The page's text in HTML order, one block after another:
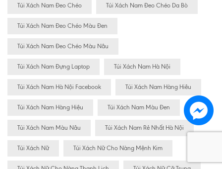
Túi Xách Nam Đeo Chéo Túi Xách Nam Đeo Chéo Da Bò
Túi Xách Nam Đeo Chéo Màu Đen
Túi Xách Nam Đeo Chéo Màu Nâu
Túi Xách Nam Đựng Laptop Túi Xách Nam Hà Nội
Túi Xách Nam Hà Nội Facebook Túi Xách Nam Hàng Hiêu
Túi Xách Nam Hàng Hiệu Túi Xách Nam Màu Đen
Túi Xách Nam Màu Nâu Túi Xách Nam Rẻ Nhất Hà Nội
Túi Xách Nữ Túi Xách Nữ Cho Nàng Mệnh Kim